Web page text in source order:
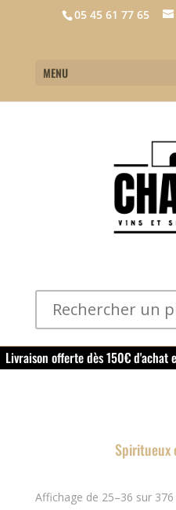
05 45 61 77 65
MENU
Livraison offerte dès 150€ d'achat
offerte dans le
Spiritueux
Affichage de 25–36 sur